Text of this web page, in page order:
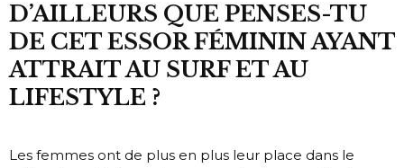
D’AILLEURS QUE PENSES-TU
DE CET ESSOR FÉMININ AYANT
ATTRAIT AU SURF ET AU
LIFESTYLE ?
Les femmes ont de plus en plus leur place dans le